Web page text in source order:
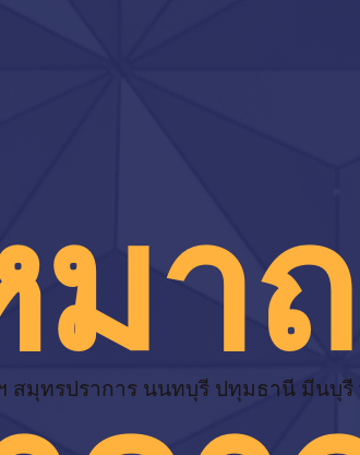
มา
สมุทรปราการ นนทบุรี ปทุมธานี มีนบุรี